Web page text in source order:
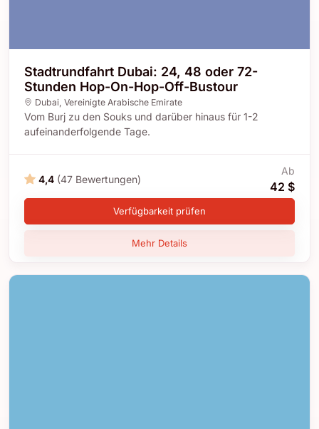
Stadtrundfahrt Dubai: 24, 48 oder 72-
Stunden Hop-On-Hop-Off-Bustour
Dubai Vereinigte Arabische Emirate
Vom Burj zu den Souks und darüber hinaus für 1-2
aufeinanderfolgende Tage.
4,4 (47 Bewertungen)
Ab
42 $
Verfügbarkeit prüfen
Mehr Details